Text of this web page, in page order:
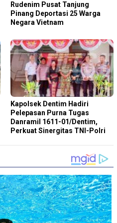
Rudenim Pusat Tanjung
Pinang Deportasi 25 Warga
Negara Vietnam
Kapolsek Dentim Hadiri
Pelepasan Purna Tugas
Danramil 1611-01/Dentim,
Perkuat Sinergitas TNI-Polri